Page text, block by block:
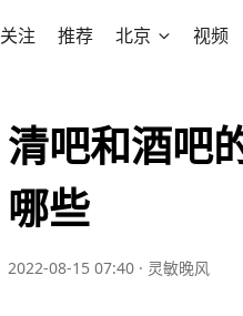
关注 推荐 北京 视频
清吧和酒吧
哪些
2022-08-15 07:40 · 灵敏晚风